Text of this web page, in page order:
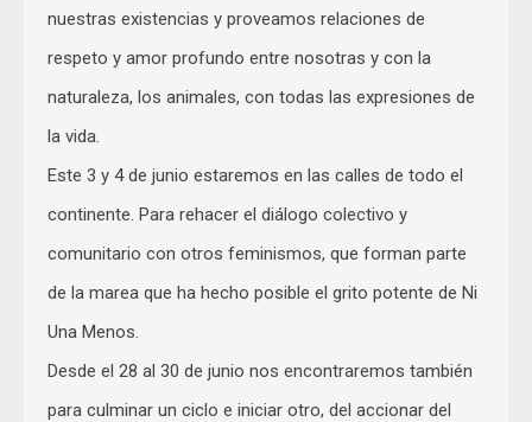
nuestras existencias y proveamos relaciones de
respeto y amor profundo entre nosotras y con la
naturaleza, los animales, con todas las expresiones de
la vida.
Este 3 y 4 de junio estaremos en las calles de todo el
continente. Para rehacer el diálogo colectivo y
comunitario con otros feminismos, que forman parte
de la marea que ha hecho posible el grito potente de Ni
Una Menos.
Desde el 28 al 30 de junio nos encontraremos también
para culminar un ciclo e iniciar otro, del accionar del